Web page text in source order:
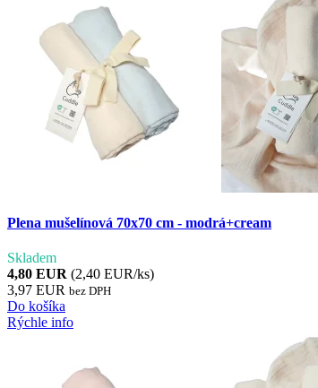
Plena mušelínová 70x70 cm - modrá+cream
Skladem
4,80 EUR (2,40 EUR/ks)
3,97 EUR bez DPH
Do košíka
Rýchle info